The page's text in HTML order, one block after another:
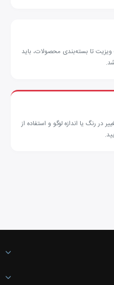
ویزیت تا بسته‌بندی محصولات، باید
در رنگ یا اندازه لوگو و استفاده از